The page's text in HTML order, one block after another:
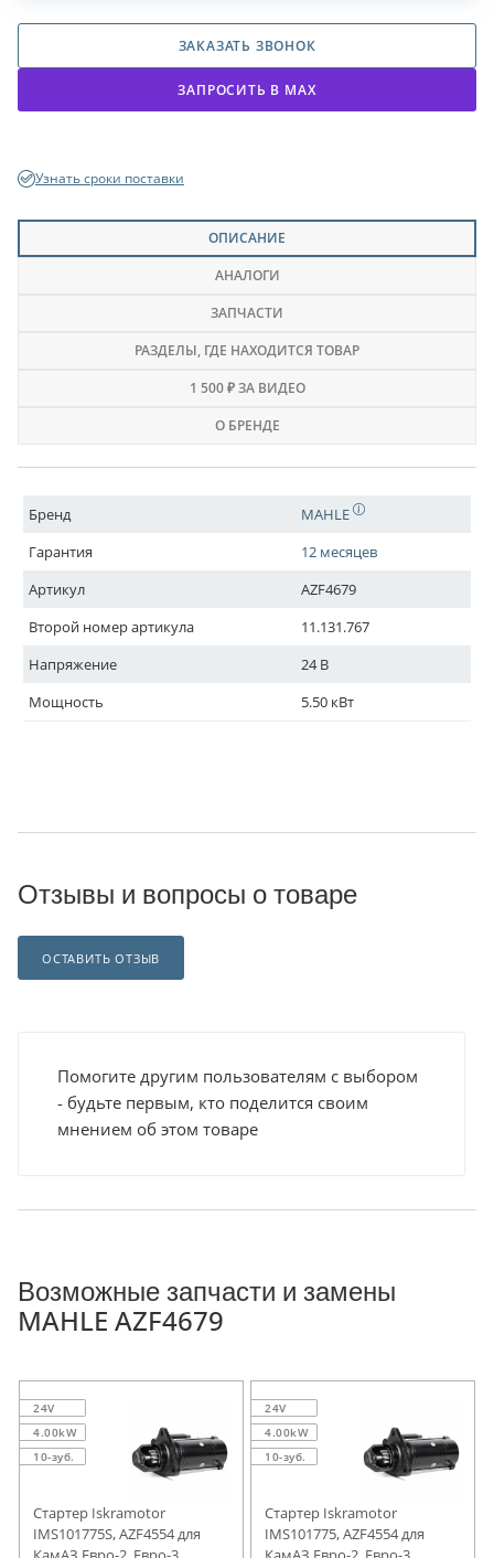
ЗАКАЗАТЬ ЗВОНОК
ЗАПРОСИТЬ В МАХ
Узнать сроки поставки
ОПИСАНИЕ
АНАЛОГИ
ЗАПЧАСТИ
РАЗДЕЛЫ, ГДЕ НАХОДИТСЯ ТОВАР
1 500 ₽ ЗА ВИДЕО
О БРЕНДЕ
Бренд
MAHLE
Гарантия
12 месяцев
Артикул
AZF4679
Второй номер артикула
11.131.767
Напряжение
24 В
Мощность
5.50 кВт
Отзывы и вопросы о товаре
ОСТАВИТЬ ОТЗЫВ
Помогите другим пользователям с выбором
- будьте первым, кто поделится своим
мнением об этом товаре
Возможные запчасти и замены
MAHLE AZF4679
24V
4.00kW
10-зуб.
Стартер Iskramotor
IMS101775S, AZF4554 для
24V
4.00kW
10-зуб.
Стартер Iskramotor
IMS101775, AZF4554 для